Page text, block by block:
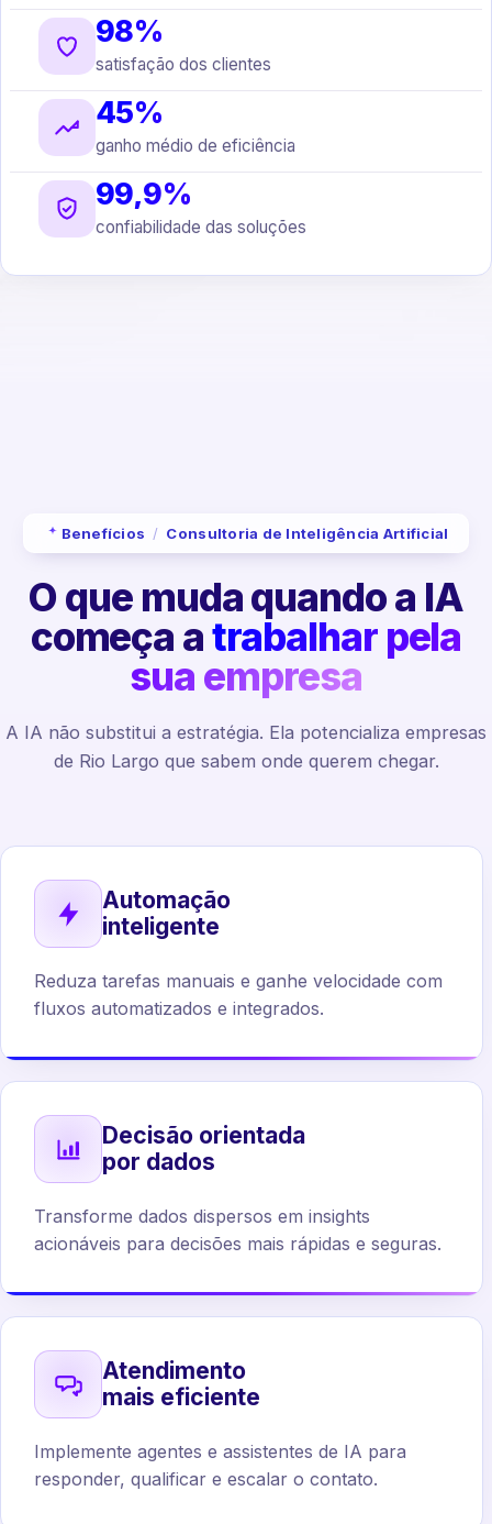
98%
satisfação dos clientes
45%
ganho médio de eficiência
99,9%
confiabilidade das soluções
Benefícios / Consultoria de Inteligência Artificial
O que muda quando a IA
começa atrabalhar pela
sua empresa
A IA não substitui a estratégia. Ela potencializa empresas
de Rio Largo que sabem onde querem chegar.
Automação
inteligente
Reduza tarefas manuais e ganhe velocidade com
fluxos automatizados e integrados.
Decisão orientada
por dados
Transforme dados dispersos em insights
acionáveis para decisões mais rápidas e seguras.
Atendimento
mais eficiente
Implemente agentes e assistentes de IA para
responder, qualificar e escalar o contato.